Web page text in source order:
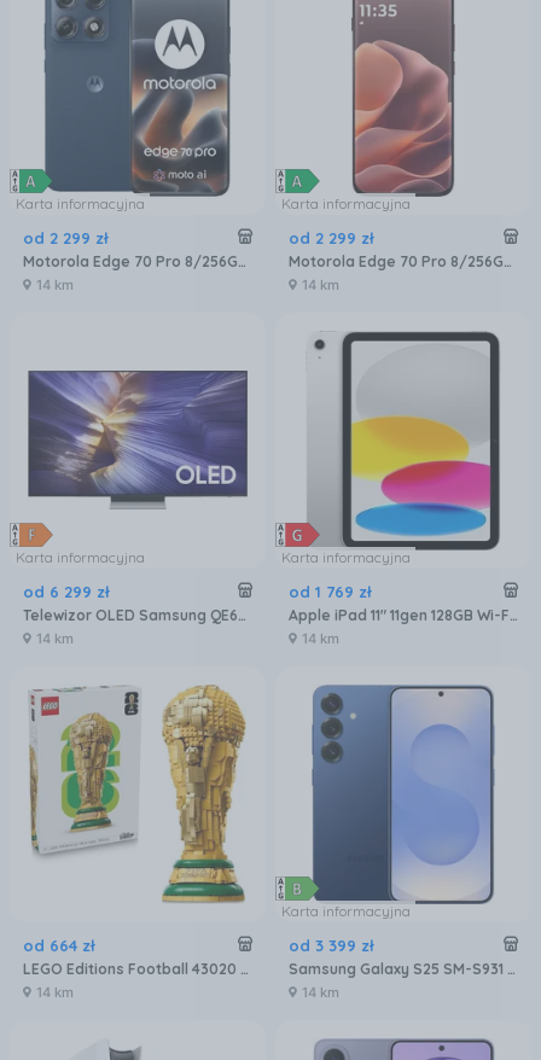
Karta informacyjna
od 2 299 zł
Motorola Edge 70 Pro 8/256GB Granatowy
14 km
Karta informacyjna
od 2 299 zł
Motorola Edge 70 Pro 8/256GB Bordowy
14 km
Karta informacyjna
od 6 299 zł
Telewizor OLED Samsung QE65S90FATXXH 65 cali 4K UHD
14 km
Karta informacyjna
od 1 769 zł
Apple iPad 11" 11gen 128GB Wi-Fi Srebrny (MD3Y4HCA)
14 km
od 664 zł
LEGO Editions Football 43020 Oficjalny Puchar Świata FIFA
14 km
Karta informacyjna
od 3 399 zł
Samsung Galaxy S25 SM-S931 12/256GB Granatowy
14 km